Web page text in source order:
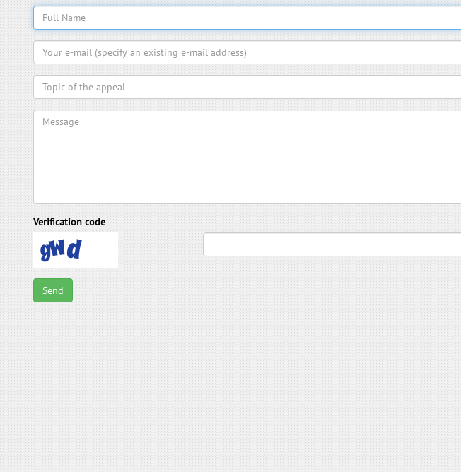
Verification code
Send